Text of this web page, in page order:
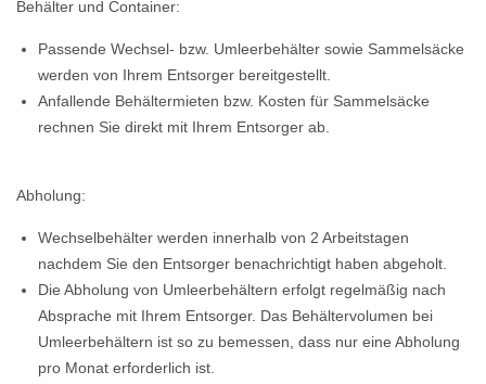
Behälter und Container:
Passende Wechsel- bzw. Umleerbehälter sowie Sammelsäcke
werden von Ihrem Entsorger bereitgestellt.
Anfallende Behältermieten bzw. Kosten für Sammelsäcke
rechnen Sie direkt mit Ihrem Entsorger ab.
Abholung:
Wechselbehälter werden innerhalb von 2 Arbeitstagen
nachdem Sie den Entsorger benachrichtigt haben abgeholt.
Die Abholung von Umleerbehältern erfolgt regelmäßig nach
Absprache mit Ihrem Entsorger. Das Behältervolumen bei
Umleerbehältern ist so zu bemessen, dass nur eine Abholung
pro Monat erforderlich ist.